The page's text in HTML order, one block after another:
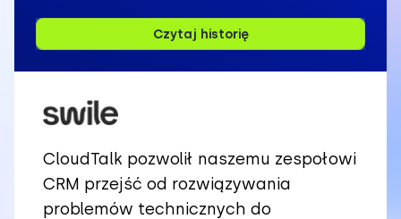
Czytaj historię
CloudTalk pozwolił naszemu zespołowi
CRM przejść od rozwiązywania
problemów technicznych do